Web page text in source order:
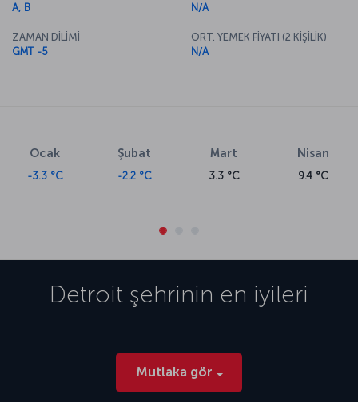
A, B
ZAMAN DİLİMİ
GMT -5
N/A
ORT. YEMEK FİYATI (2 KİŞİLİK)
N/A
Ocak
-3.3 °C
Şubat
-2.2 °C
Mart
3.3 °C
Nisan
9.4 °C
Detroit şehrinin en iyileri
Mutlaka gör